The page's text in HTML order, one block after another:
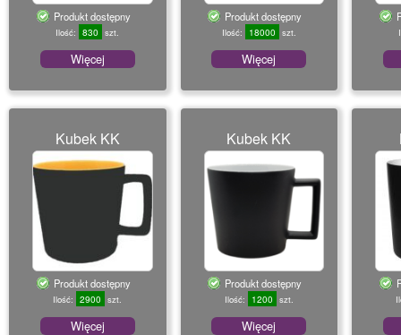
Produkt dostępny
Ilość: 830 szt.
Więcej
Produkt dostępny
Ilość: 18000 szt.
Więcej
Kubek KK
Produkt dostępny
Ilość: 2900 szt.
Więcej
Kubek KK
Produkt dostępny
Ilość: 1200 szt.
Więcej